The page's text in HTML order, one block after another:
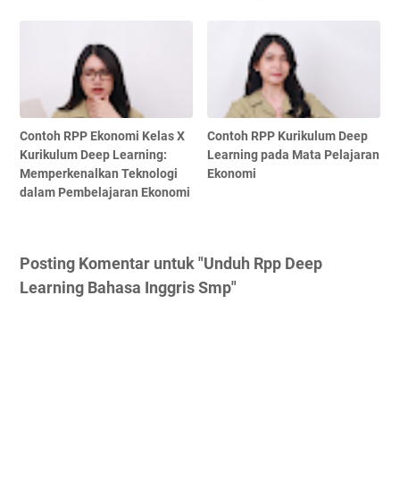
Contoh RPP Ekonomi Kelas X
Kurikulum Deep Learning:
Memperkenalkan Teknologi
dalam Pembelajaran Ekonomi
Contoh RPP Kurikulum Deep
Learning pada Mata Pelajaran
Ekonomi
Posting Komentar untuk "Unduh Rpp Deep
Learning Bahasa Inggris Smp"